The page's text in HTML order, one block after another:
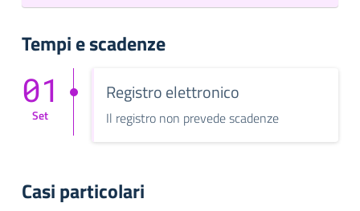
Tempi e scadenze
01
Set
Registro elettronico
Il registro non prevede scadenze
Casi particolari